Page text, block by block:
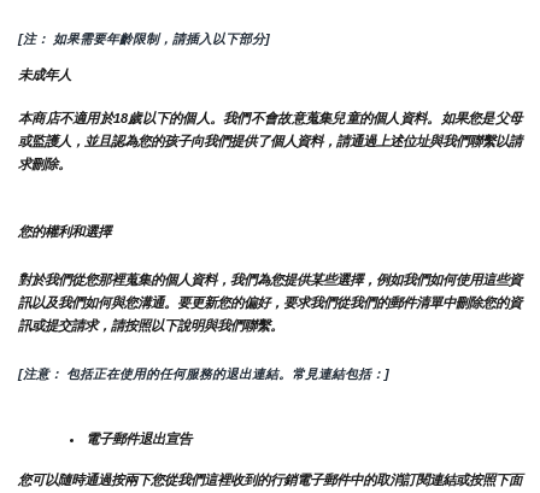
[注： 如果需要年齡限制，請插入以下部分]
未成年人
本商店不適用於18歲以下的個人。我們不會故意蒐集兒童的個人資料。如果您是父母
或監護人，並且認為您的孩子向我們提供了個人資料，請通過上述位址與我們聯繫以請
求刪除。
您的權利和選擇
對於我們從您那裡蒐集的個人資料，我們為您提供某些選擇，例如我們如何使用這些資
訊以及我們如何與您溝通。要更新您的偏好，要求我們從我們的郵件清單中刪除您的資
訊或提交請求，請按照以下說明與我們聯繫。
[注意： 包括正在使用的任何服務的退出連結。常見連結包括：]
電子郵件退出宣告
您可以隨時通過按兩下您從我們這裡收到的行銷電子郵件中的取消訂閱連結或按照下面